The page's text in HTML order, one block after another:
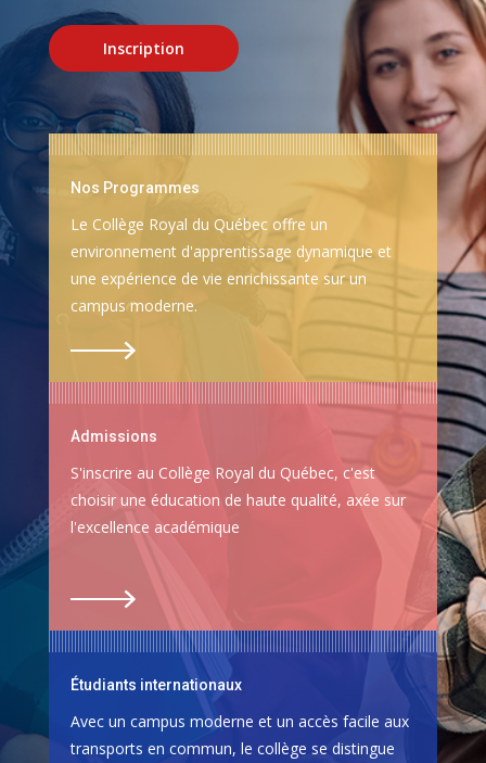
Inscription
Nos Programmes
Le Collège Royal du Québec offre un
environnement d'apprentissage dynamique et
une expérience de vie enrichissante sur un
campus moderne.
Admissions
S'inscrire au Collège Royal du Québec, c'est
choisir une éducation de haute qualité, axée sur
l'excellence académique
Étudiants internationaux
Avec un campus moderne et un accès facile aux
transports en commun, le collège se distingue